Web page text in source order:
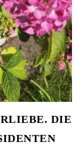
DIE